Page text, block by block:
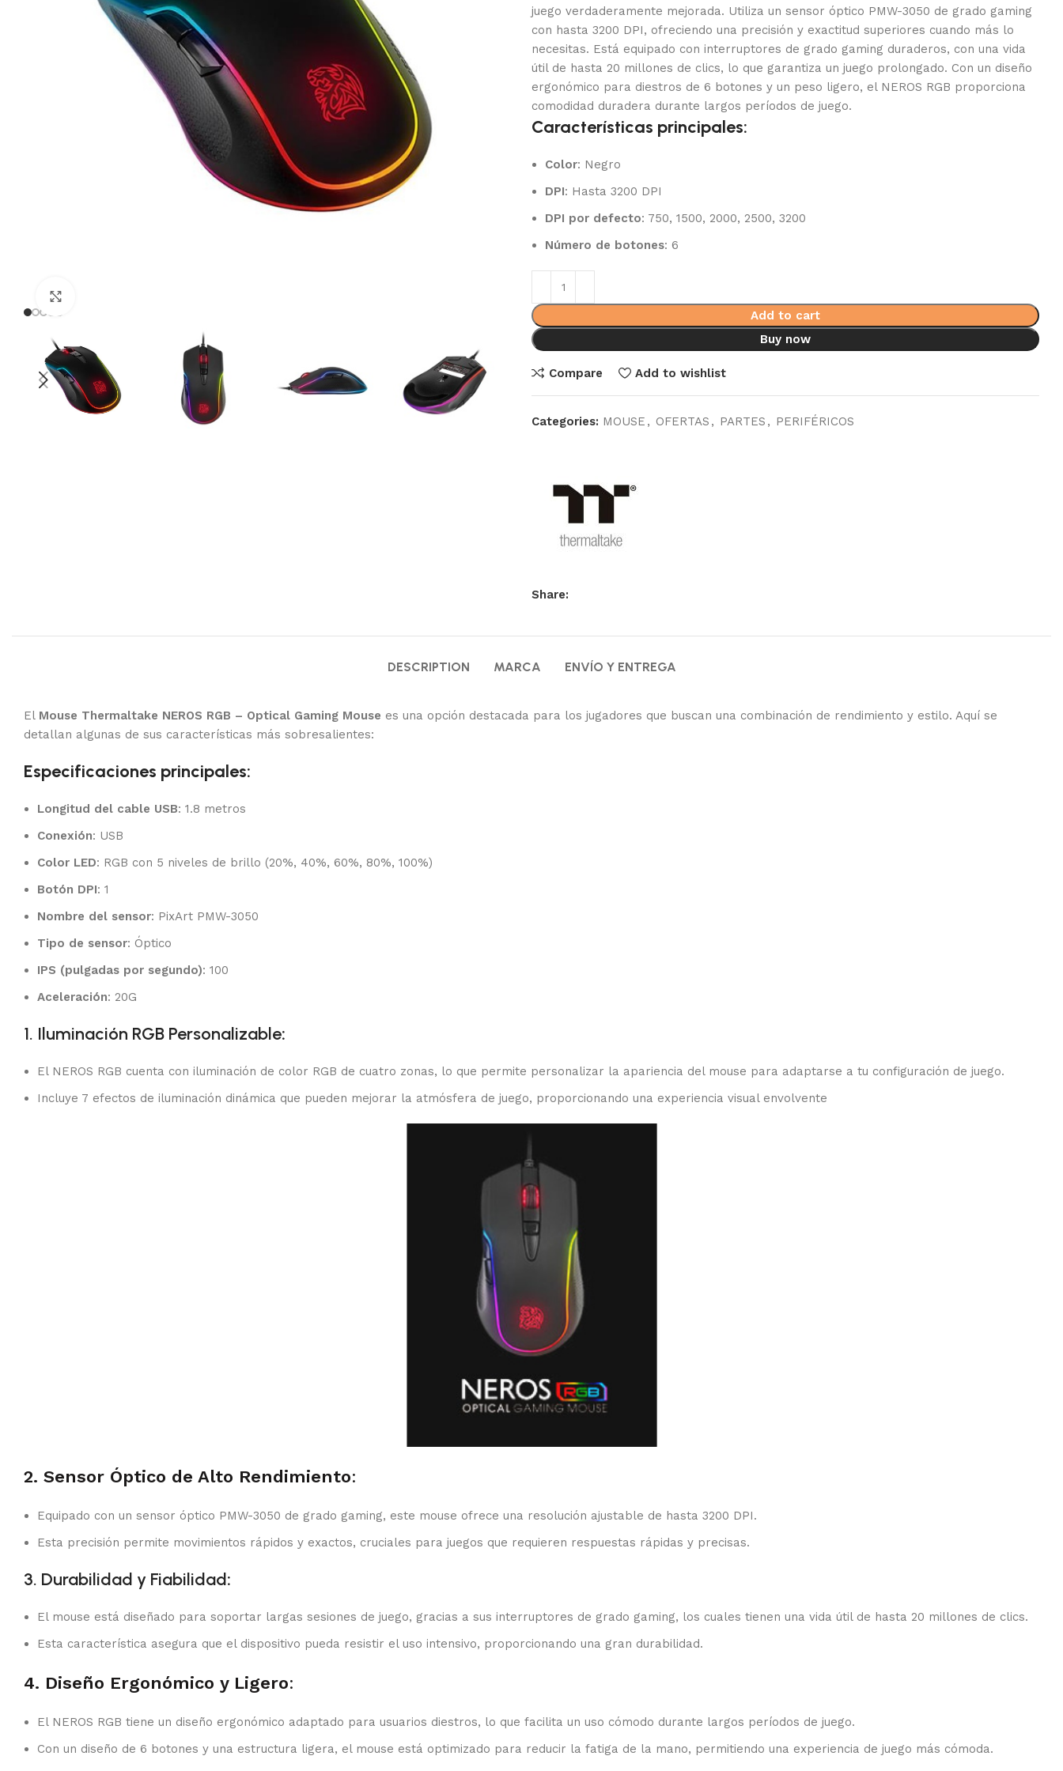
juego verdaderamente mejorada. Utiliza un sensor óptico PMW-3050 de grado gaming
con hasta 3200 DPI, ofreciendo una precisión y exactitud superiores cuando más lo
necesitas. Está equipado con interruptores de grado gaming duraderos, con una vida
útil de hasta 20 millones de clics, lo que garantiza un juego prolongado. Con un diseño
ergonómico para diestros de 6 botones y un peso ligero, el NEROS RGB proporciona
comodidad duradera durante largos períodos de juego.
Características principales:
Color: Negro
DPI: Hasta 3200 DPI
DPI por defecto: 750, 1500, 2000, 2500, 3200
Número de botones: 6
Add to cart
Buy now
Compare Add to wishlist
Categories: MOUSE , OFERTAS , PARTES , PERIFÉRICOS
Share:
DESCRIPTION MARCA ENVÍO Y ENTREGA
El Mouse Thermaltake NEROS RGB – Optical Gaming Mouse es una opción destacada para los jugadores que buscan una combinación de rendimiento y estilo. Aquí se
detallan algunas de sus características más sobresalientes:
Especificaciones principales:
Longitud del cable USB: 1.8 metros
Conexión: USB
Color LED: RGB con 5 niveles de brillo (20%, 40%, 60%, 80%, 100%)
Botón DPI: 1
Nombre del sensor: PixArt PMW-3050
Tipo de sensor: Óptico
IPS (pulgadas por segundo): 100
Aceleración: 20G
1. Iluminación RGB Personalizable:
El NEROS RGB cuenta con iluminación de color RGB de cuatro zonas, lo que permite personalizar la apariencia del mouse para adaptarse a tu configuración de juego.
Incluye 7 efectos de iluminación dinámica que pueden mejorar la atmósfera de juego, proporcionando una experiencia visual envolvente
2. Sensor Óptico de Alto Rendimiento:
Equipado con un sensor óptico PMW-3050 de grado gaming, este mouse ofrece una resolución ajustable de hasta 3200 DPI.
Esta precisión permite movimientos rápidos y exactos, cruciales para juegos que requieren respuestas rápidas y precisas.
3. Durabilidad y Fiabilidad:
El mouse está diseñado para soportar largas sesiones de juego, gracias a sus interruptores de grado gaming, los cuales tienen una vida útil de hasta 20 millones de clics.
Esta característica asegura que el dispositivo pueda resistir el uso intensivo, proporcionando una gran durabilidad.
4. Diseño Ergonómico y Ligero:
El NEROS RGB tiene un diseño ergonómico adaptado para usuarios diestros, lo que facilita un uso cómodo durante largos períodos de juego.
Con un diseño de 6 botones y una estructura ligera, el mouse está optimizado para reducir la fatiga de la mano, permitiendo una experiencia de juego más cómoda.